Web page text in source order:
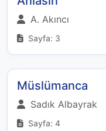
A. Akıncı
Sayfa: 3
Müslümanca
Sadık Albayrak
Sayfa: 4